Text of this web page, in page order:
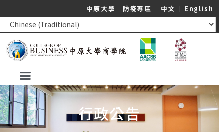
中原大學 防疫專區 中文 English
行政公告